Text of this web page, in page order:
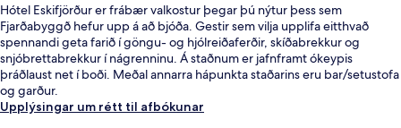
Hótel Eskifjörður er frábær valkostur þegar þú nýtur þess sem
Fjarðabyggð hefur upp á að bjóða. Gestir sem vilja upplifa eitthvað
spennandi geta farið í göngu- og hjólreiðaferðir, skíðabrekkur og
snjóbrettabrekkur í nágrenninu. Á staðnum er jafnframt ókeypis
þráðlaust net í boði. Meðal annarra hápunkta staðarins eru bar/setustofa
og garður.
Upplýsingar um rétt til afbókunar